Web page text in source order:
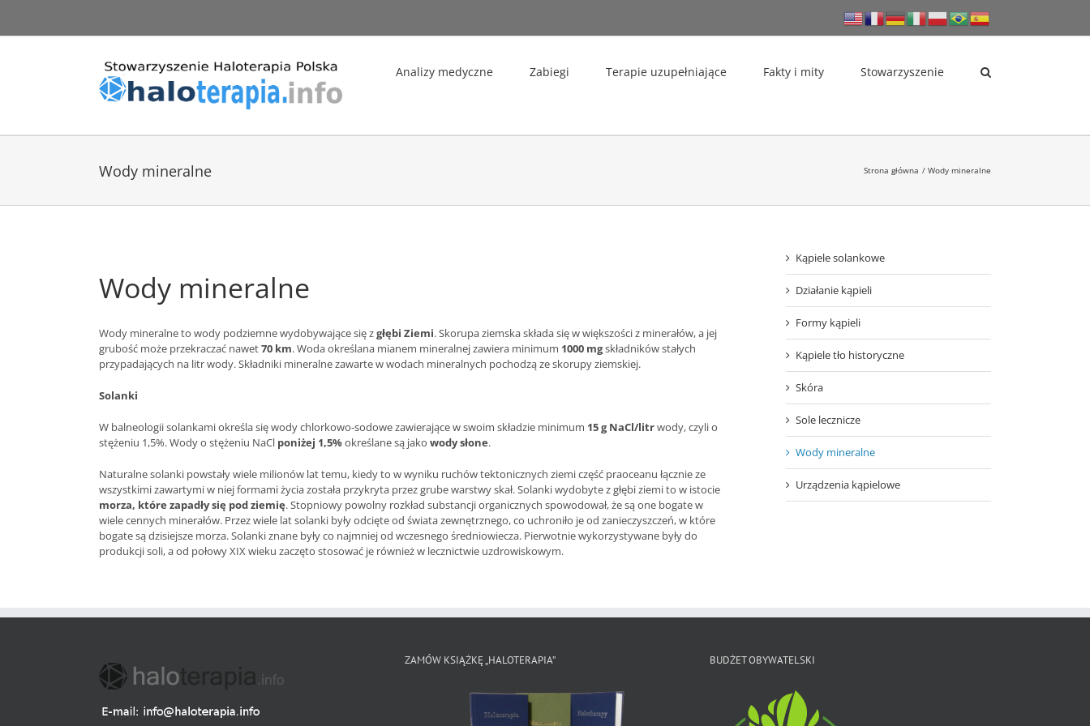
zawartości
Analizy medyczne Zabiegi Terapie uzupełniające Fakty i mity Stowarzyszenie
Wody mineralne Strona główna Wody mineralne
Wody mineralne
Wody mineralne to wody podziemne wydobywające się zgłębi Ziemi. Skorupa ziemska składa się w większości z minerałów, a jej
grubość może przekraczać nawet70 km. Woda określana mianem mineralnej zawiera minimum 1000 mgskładników stałych
przypadających na litr wody. Składniki mineralne zawarte w wodach mineralnych pochodzą ze skorupy ziemskiej.
Solanki
W balneologii solankami określa się wody chlorkowo-sodowe zawierające w swoim składzie minimum 15 g NaCl/litrwody, czyli o
stężeniu 1,5%. Wody o stężeniu NaCl poniżej 1,5%określane są jako wody słone.
Naturalne solanki powstały wiele milionów lat temu, kiedy to w wyniku ruchów tektonicznych ziemi część praoceanu łącznie ze
wszystkimi zawartymi w niej formami życia została przykryta przez grube warstwy skał. Solanki wydobyte z głębi ziemi to w istocie
morza, które zapadły się pod ziemię. Stopniowy powolny rozkład substancji organicznych spowodował, że są one bogate w
wiele cennych minerałów. Przez wiele lat solanki były odcięte od świata zewnętrznego, co uchroniło je od zanieczyszczeń, w które
bogate są dzisiejsze morza. Solanki znane były co najmniej od wczesnego średniowiecza. Pierwotnie wykorzystywane były do
produkcji soli, a od połowy XIX wieku zaczęto stosować je również w lecznictwie uzdrowiskowym.
Kąpiele solankowe
Działanie kąpieli
Formy kąpieli
Kąpiele tło historyczne
Skóra
Sole lecznicze
Wody mineralne
Urządzenia kąpielowe
ZAMÓW KSIĄŻKĘ „HALOTERAPIA” BUDŻET OBYWATELSKI